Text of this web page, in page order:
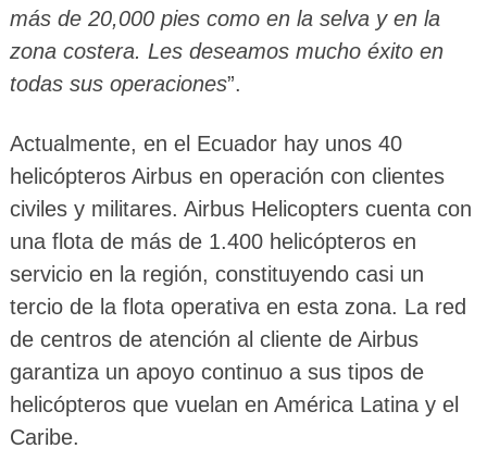
más de 20,000 pies como en la selva y en la
zona costera. Les deseamos mucho éxito en
todas sus operaciones”.
Actualmente, en el Ecuador hay unos 40
helicópteros Airbus en operación con clientes
civiles y militares. Airbus Helicopters cuenta con
una flota de más de 1.400 helicópteros en
servicio en la región, constituyendo casi un
tercio de la flota operativa en esta zona. La red
de centros de atención al cliente de Airbus
garantiza un apoyo continuo a sus tipos de
helicópteros que vuelan en América Latina y el
Caribe.